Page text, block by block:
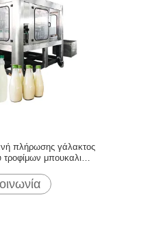
πλήρωσης γάλακτος
μπουκαλιών